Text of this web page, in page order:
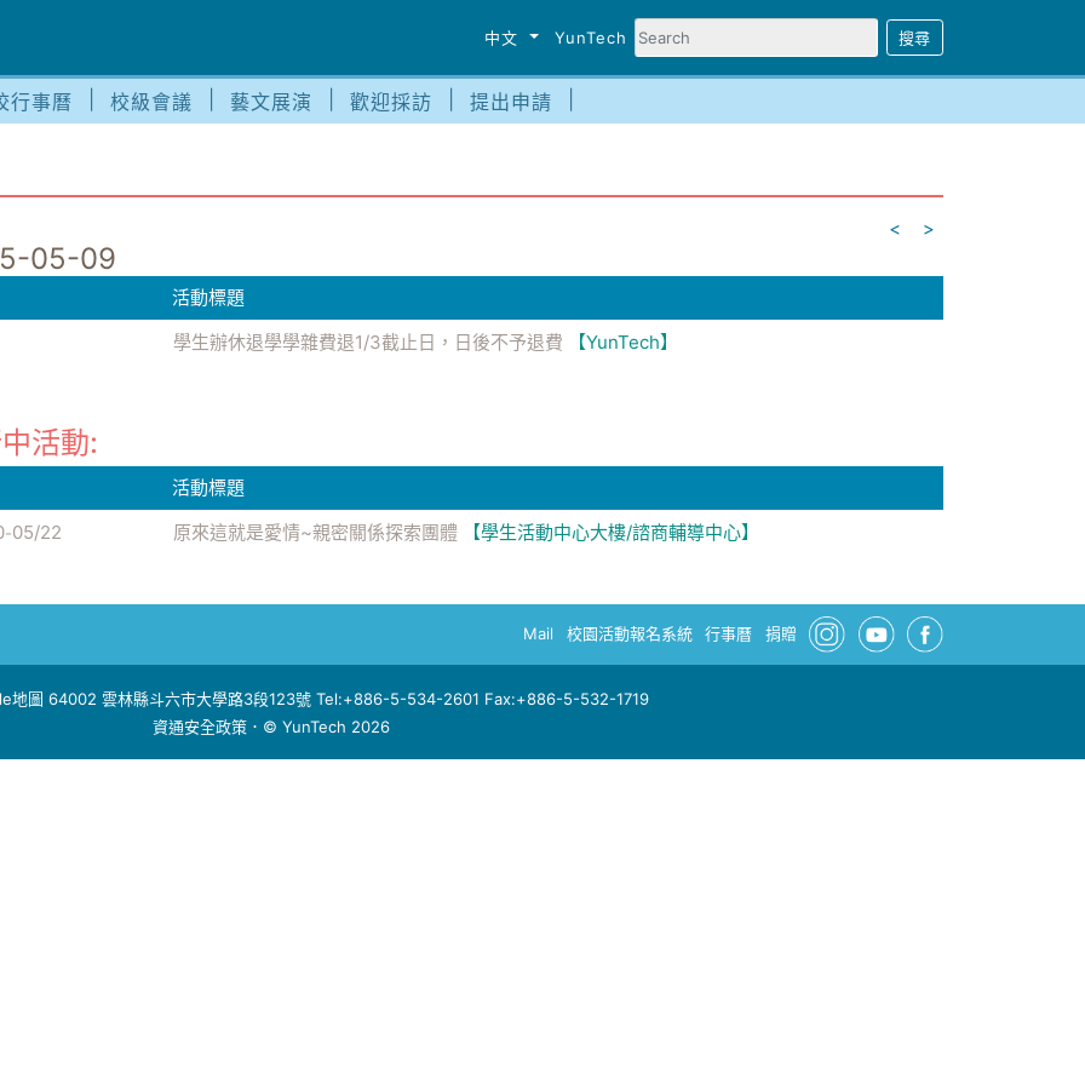
中文 YunTech
行事曆 校級會議 藝文展演 歡迎採訪 提出申請
< >
05-09
活動標題
學生辦休退學學雜費退1/3截止日，日後不予退費 【YunTech】
活動:
活動標題
-05/22 原來這就是愛情~親密關係探索團體 【學生活動中心大樓/諮商輔導中心】
Mail 校園活動報名系統 行事曆 捐贈
地圖 64002 雲林縣斗六市大學路3段123號 Tel:+886-5-534-2601 Fax:+886-5-532-1719
資通安全政策 ．© YunTech 2026